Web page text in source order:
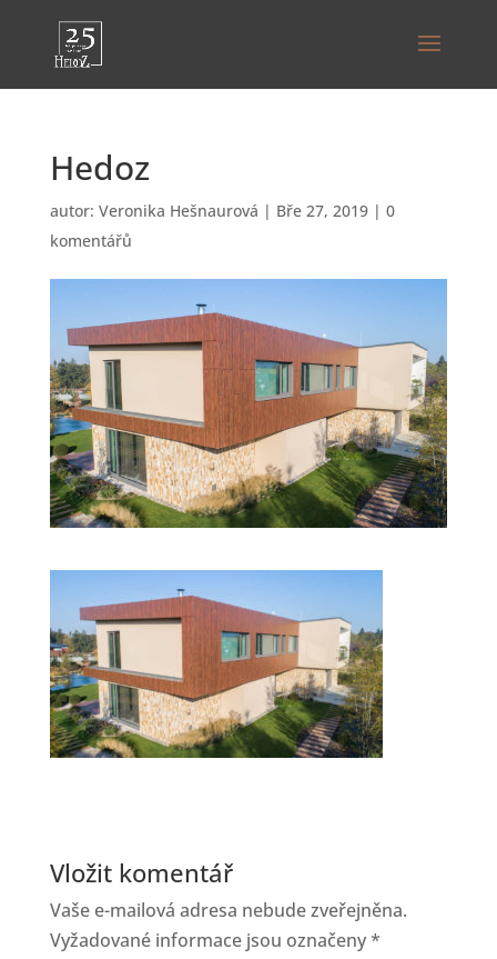
Hedoz
autor: Veronika Hešnaurová | Bře 27, 2019| 0
komentářů
Vložit komentář
Vaše e-mailová adresa nebude zveřejněna.
Vyžadované informace jsou označeny*